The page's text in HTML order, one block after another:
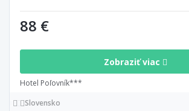
88 €
Zobraziť viac
Hotel Poľovník***
Slovensko